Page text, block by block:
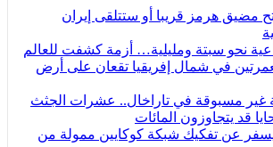
مضيق هرمز قريبا أو ستتلقى إيران
نحو سبتة ومليلية… أزمة كشفت للعالم
في شمال إفريقيا تقعان على أرض
غير مسبوقة في تاراخال.. عشرات الجثث
قد يتجاوزون المائات
عن تفكيك شبكة كوكايين ممولة من